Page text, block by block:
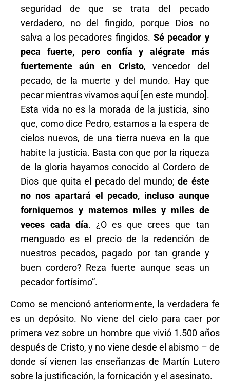
seguridad de que se trata del pecado
verdadero, no del fingido, porque Dios no
salva a los pecadores fingidos. Sé pecador y
peca fuerte, pero confía y alégrate más
fuertemente aún en Cristo, vencedor del
pecado, de la muerte y del mundo. Hay que
pecar mientras vivamos aquí [en este mundo].
Esta vida no es la morada de la justicia, sino
que, como dice Pedro, estamos a la espera de
cielos nuevos, de una tierra nueva en la que
habite la justicia. Basta con que por la riqueza
de la gloria hayamos conocido al Cordero de
Dios que quita el pecado del mundo;de éste
no nos apartará el pecado, incluso aunque
forniquemos y matemos miles y miles de
veces cada día. ¿O es que crees que tan
menguado es el precio de la redención de
nuestros pecados, pagado por tan grande y
buen cordero? Reza fuerte aunque seas un
pecador fortísimo”.
Como se mencionó anteriormente, la verdadera fe
es un depósito. No viene del cielo para caer por
primera vez sobre un hombre que vivió 1.500 años
después de Cristo, y no viene desde el abismo – de
donde sí vienen las enseñanzas de Martín Lutero
sobre la justificación, la fornicación y el asesinato.